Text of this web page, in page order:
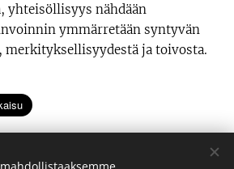
yhteisöllisyys nähdään
ymmärretään syntyvän
ja toivosta.